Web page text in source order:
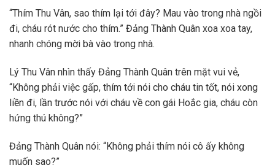
“Thím Thu Vân, sao thím lại tới đây? Mau vào trong nhà ngồi
đi, cháu rót nước cho thím.” Đảng Thành Quân xoa xoa tay,
nhanh chóng mời bà vào trong nhà.
Lý Thu Vân nhìn thấy Đảng Thành Quân trên mặt vui vẻ,
“Không phải việc gấp, thím tới nói cho cháu tin tốt, nói xong
liền đi, lần trước nói với cháu về con gái Hoắc gia, cháu còn
hứng thú không?”
Đảng Thành Quân nói: “Không phải thím nói cô ấy không
muốn sao?”